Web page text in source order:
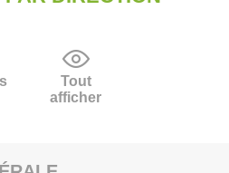
Tout
afficher